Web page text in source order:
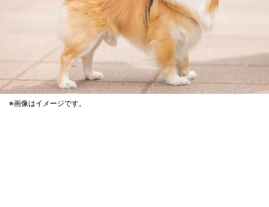
※画像はイメージです。